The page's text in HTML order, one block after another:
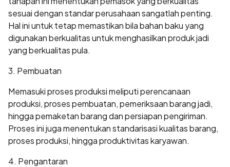
sesuai dengan standar perusahaan sangatlah penting.
Hal ini untuk tetap memastikan bila bahan baku yang
digunakan berkualitas untuk menghasilkan produk jadi
yang berkualitas pula.
3. Pembuatan
Memasuki proses produksi meliputi perencanaan
produksi, proses pembuatan, pemeriksaan barang jadi,
hingga pemaketan barang dan persiapan pengiriman.
Proses ini juga menentukan standarisasi kualitas barang,
proses produksi, hingga produktivitas karyawan.
4. Pengantaran